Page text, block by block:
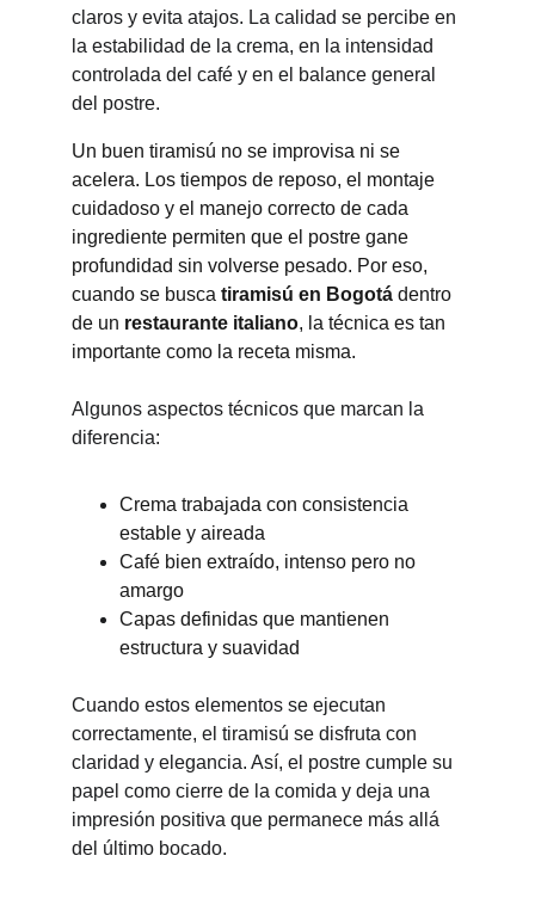
claros y evita atajos. La calidad se percibe en
la estabilidad de la crema, en la intensidad
controlada del café y en el balance general
del postre.
Un buen tiramisú no se improvisa ni se
acelera. Los tiempos de reposo, el montaje
cuidadoso y el manejo correcto de cada
ingrediente permiten que el postre gane
profundidad sin volverse pesado. Por eso,
cuando se busca tiramisú en Bogotá dentro
de un restaurante italiano, la técnica es tan
importante como la receta misma.
Algunos aspectos técnicos que marcan la
diferencia:
Crema trabajada con consistencia
estable y aireada
Café bien extraído, intenso pero no
amargo
Capas definidas que mantienen
estructura y suavidad
Cuando estos elementos se ejecutan
correctamente, el tiramisú se disfruta con
claridad y elegancia. Así, el postre cumple su
papel como cierre de la comida y deja una
impresión positiva que permanece más allá
del último bocado.